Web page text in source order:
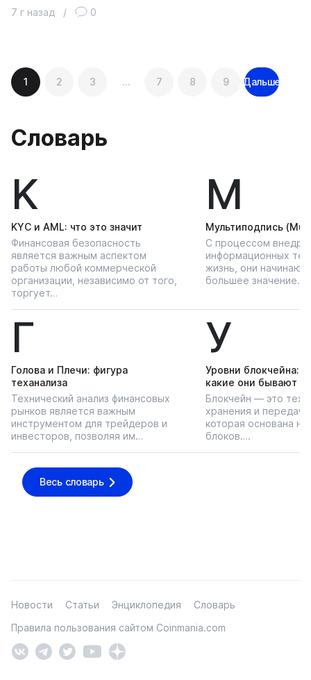
7 г назад / 0
Навигация
по
1 2 3 … 7 8 9 Дальше
Словарь
K
KYС и AML: что это значит
Финансовая безопасность
является важным аспектом
работы любой коммерческой
организации, независимо от того,
торгует…
М
Мультиподпись
С процессом
информационных
жизнь, они начинают
большее значение…
Г
Голова и Плечи: фигура
теханализа
Технический анализ финансовых
рынков является важным
инструментом для трейдеров и
инвесторов, позволяя им…
У
Уровни блокчейна:
какие они бывают
Блокчейн — это
хранения и
которая основана
блоков….
Весь словарь
Новости Статьи Энциклопедия
Словарь
Правила пользования сайтом Coinmania.com